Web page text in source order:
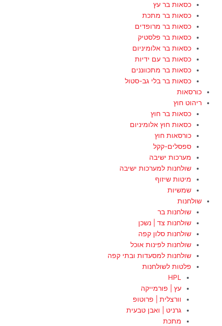
כסאות בר עץ
כסאות בר מתכת
כסאות בר מרופדים
כסאות בר פלסטיק
כסאות בר אלומיניום
כסאות בר עם ידיות
כסאות בר מתכווננים
כסאות בר בלי גב-סטול
כורסאות
ריהוט חוץ
כסאות בר חוץ
כסאות חוץ אלומיניום
כורסאות חוץ
ספסלים-קקל
מערכות ישיבה
שולחנות למערכות ישיבה
מיטות שיזוף
שמשיות
שולחנות
שולחנות בר
שולחנות צד | נשכן
שולחנות סלון קפה
שולחנות לפינות אוכל
שולחנות למסעדות ובתי קפה
פלטות לשולחנות
HPL
עץ | פורמייקה
וורצלית | פרוטופ
גרניט | ואבן טבעית
מתכת